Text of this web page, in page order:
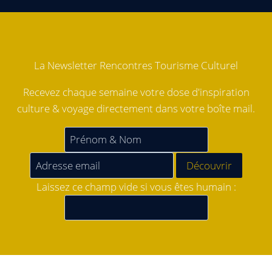
La Newsletter Rencontres Tourisme Culturel
Recevez chaque semaine votre dose d'inspiration
culture & voyage directement dans votre boîte mail.
Laissez ce champ vide si vous êtes humain :